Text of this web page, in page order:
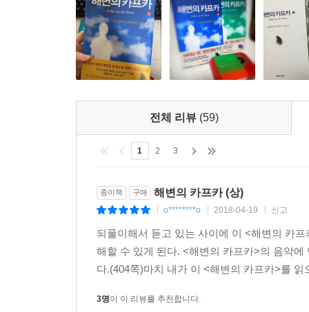
전체 리뷰 (59)
1 2 3
종이책 구매 해변의 카프카 (상)
o********o 2018-04-19 신고
되풀이해서 듣고 있는 사이에 이 <해변의 카
해할 수 있게 된다. <해변의 카프카>의 음악
다.(404쪽)마치 내가 이 <해변의 카프카>를
3명이 이 리뷰를 추천합니다.